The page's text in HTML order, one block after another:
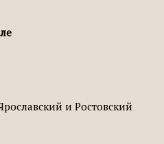
и Ростовский